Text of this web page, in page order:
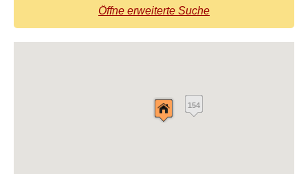
Öffne erweiterte Suche
154